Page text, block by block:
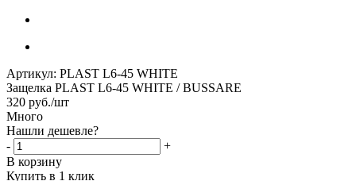
Артикул: PLAST L6-45 WHITE
Защелка PLAST L6-45 WHITE / BUSSARE
320 руб./шт
Много
Нашли дешевле?
-
+
В корзину
Купить в 1 клик